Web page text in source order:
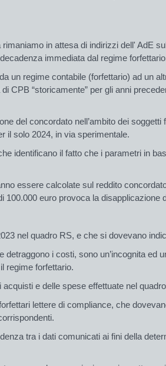
in attesa di indirizzi dell' AdE
immediata dal regime
un regime contabile (forfettario) ad un
CPB “storicamente” per gli anni
del concordato nell’ambito dei
il solo 2024, in via sperimentale.
identificano il fatto che i parametri in
essere calcolate sul reddito
euro provoca la disapplicazione
nel quadro RS, e che si dovevano
i costi, sono un’incognita ed
regime forfettario.
e delle spese effettuate nel
lettere di compliance, che
tra i dati comunicati ai fini della